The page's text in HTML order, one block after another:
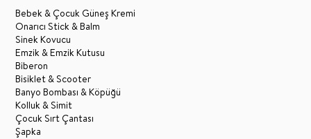
Bebek & Çocuk Güneş Kremi
Onarıcı Stick & Balm
Sinek Kovucu
Emzik & Emzik Kutusu
Biberon
Bisiklet & Scooter
Banyo Bombası & Köpüğü
Kolluk & Simit
Çocuk Sırt Çantası
Şapka